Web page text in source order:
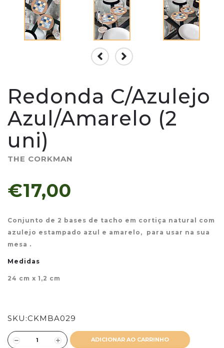
Redonda C/Azulejo
Azul/Amarelo (2
uni)
THE CORKMAN
€17,00
Conjunto de 2 bases de tacho em cortiça natural com
azulejo estampado azul e amarelo, para usar na sua
mesa .
Medidas
24 cm x 1,2 cm
SKU:CKMBA029
ADICIONAR AO CARRINHO